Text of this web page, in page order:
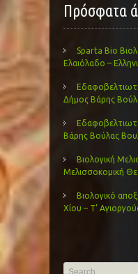
Πρόσφατα
Sparta Bio
Ελαιόλαδο –
Δήμος Βάρης
Βάρης Βούλας
Βιολογική
Μελισσοκομική
Βιολογικό
Χίου – Τ’
Search